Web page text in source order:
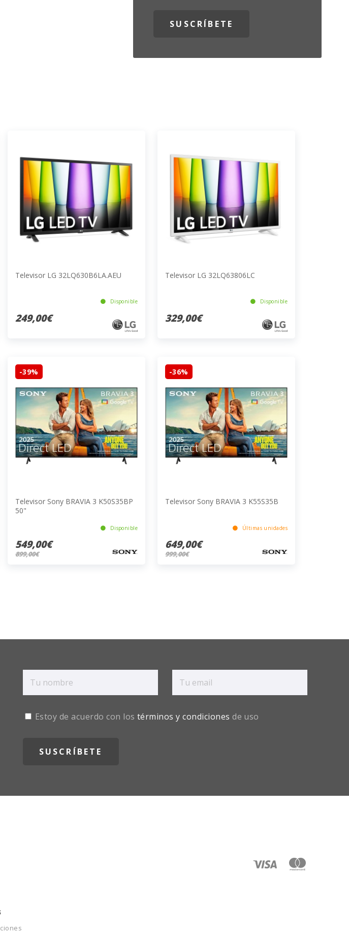
Televisor LG 32LQ630B6LA.AEU
Disponible
249,00€
Televisor LG 32LQ63806LC
Disponible
329,00€
-39%
Televisor Sony BRAVIA 3 K50S35BP
50"
Disponible
549,00€
899,00€
-36%
Televisor Sony BRAVIA 3 K55S35B
Últimas unidades
649,00€
999,00€
Estoy de acuerdo con los términos y condiciones de uso